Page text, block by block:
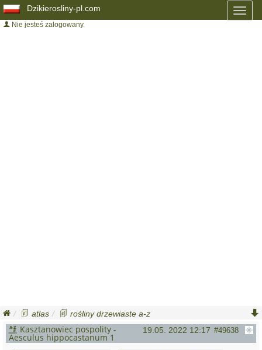
Dzikierosliny-pl.com
Nie jesteś zalogowany.
atlas
rośliny drzewiaste a-z
kasztanowiec pospolity
aesculus hippocastanum
19.05. 2022 12:17 #49638
Kasztanowiec pospolity -
Aesculus hippocastanum 1